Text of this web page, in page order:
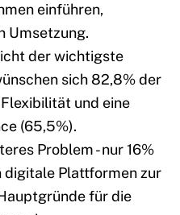
einführen,
Umsetzung.
der wichtigste
sich 82,8% der
und eine
(65,5%).
Problem - nur 16%
digitale Plattformen zur
für die